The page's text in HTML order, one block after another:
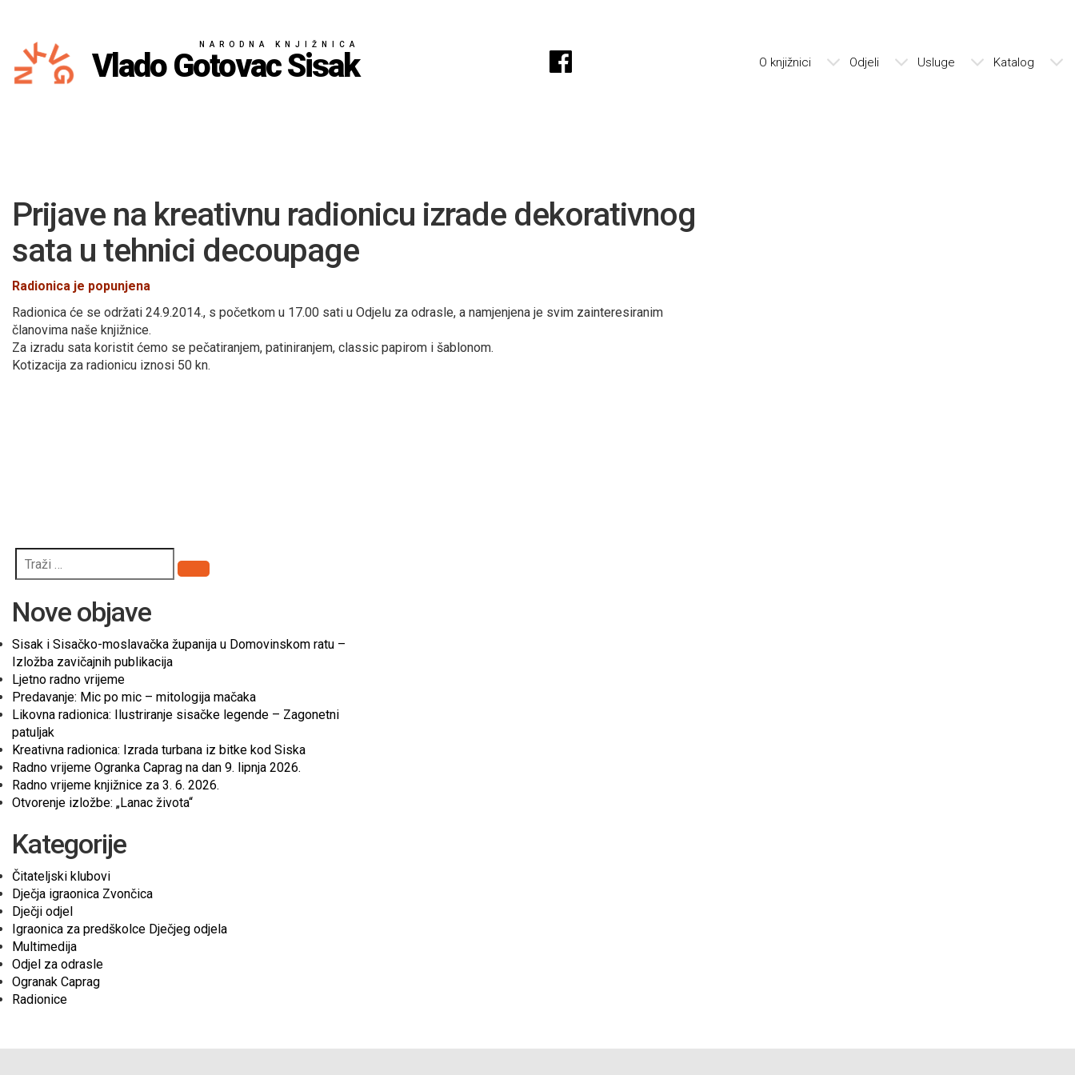
NARODNA KNJIŽNICA
Vlado Gotovac Sisak O knjižnici Odjeli Usluge Katalog
Prijave na kreativnu radionicu izrade dekorativnog
sata u tehnici decoupage
Radionica je popunjena
Radionica će se održati 24.9.2014., s početkom u 17.00 sati u Odjelu za odrasle, a namjenjena je svim zainteresiranim
članovima naše knjižnice.
Za izradu sata koristit ćemo se pečatiranjem, patiniranjem, classic papirom i šablonom.
Kotizacija za radionicu iznosi 50 kn.
Pretraži
Nove objave
Sisak i Sisačko-moslavačka županija u Domovinskom ratu –
Izložba zavičajnih publikacija
Ljetno radno vrijeme
Predavanje: Mic po mic – mitologija mačaka
Likovna radionica: Ilustriranje sisačke legende – Zagonetni
patuljak
Kreativna radionica: Izrada turbana iz bitke kod Siska
Radno vrijeme Ogranka Caprag na dan 9. lipnja 2026.
Radno vrijeme knjižnice za 3. 6. 2026.
Otvorenje izložbe: „Lanac života“
Kategorije
Čitateljski klubovi
Dječja igraonica Zvončica
Dječji odjel
Igraonica za predškolce Dječjeg odjela
Multimedija
Odjel za odrasle
Ogranak Caprag
Radionice